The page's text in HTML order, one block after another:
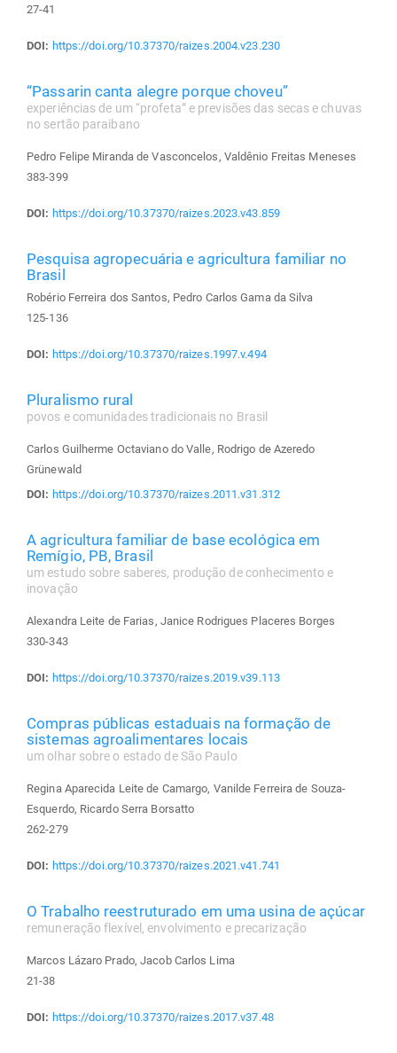
27-41
DOI: https://doi.org/10.37370/raizes.2004.v23.230
“Passarin canta alegre porque choveu”
experiências de um “profeta” e previsões das secas e chuvas
no sertão paraibano
Pedro Felipe Miranda de Vasconcelos, Valdênio Freitas Meneses
383-399
DOI: https://doi.org/10.37370/raizes.2023.v43.859
Pesquisa agropecuária e agricultura familiar no
Brasil
Robério Ferreira dos Santos, Pedro Carlos Gama da Silva
125-136
DOI: https://doi.org/10.37370/raizes.1997.v.494
Pluralismo rural
povos e comunidades tradicionais no Brasil
Carlos Guilherme Octaviano do Valle, Rodrigo de Azeredo
Grünewald
DOI: https://doi.org/10.37370/raizes.2011.v31.312
A agricultura familiar de base ecológica em
Remígio, PB, Brasil
um estudo sobre saberes, produção de conhecimento e
inovação
Alexandra Leite de Farias, Janice Rodrigues Placeres Borges
330-343
DOI: https://doi.org/10.37370/raizes.2019.v39.113
Compras públicas estaduais na formação de
sistemas agroalimentares locais
um olhar sobre o estado de São Paulo
Regina Aparecida Leite de Camargo, Vanilde Ferreira de Souza-
Esquerdo, Ricardo Serra Borsatto
262-279
DOI: https://doi.org/10.37370/raizes.2021.v41.741
O Trabalho reestruturado em uma usina de açúcar
remuneração flexível, envolvimento e precarização
Marcos Lázaro Prado, Jacob Carlos Lima
21-38
DOI: https://doi.org/10.37370/raizes.2017.v37.48